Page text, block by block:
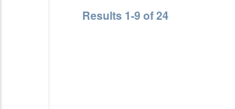
Results 1-9of24